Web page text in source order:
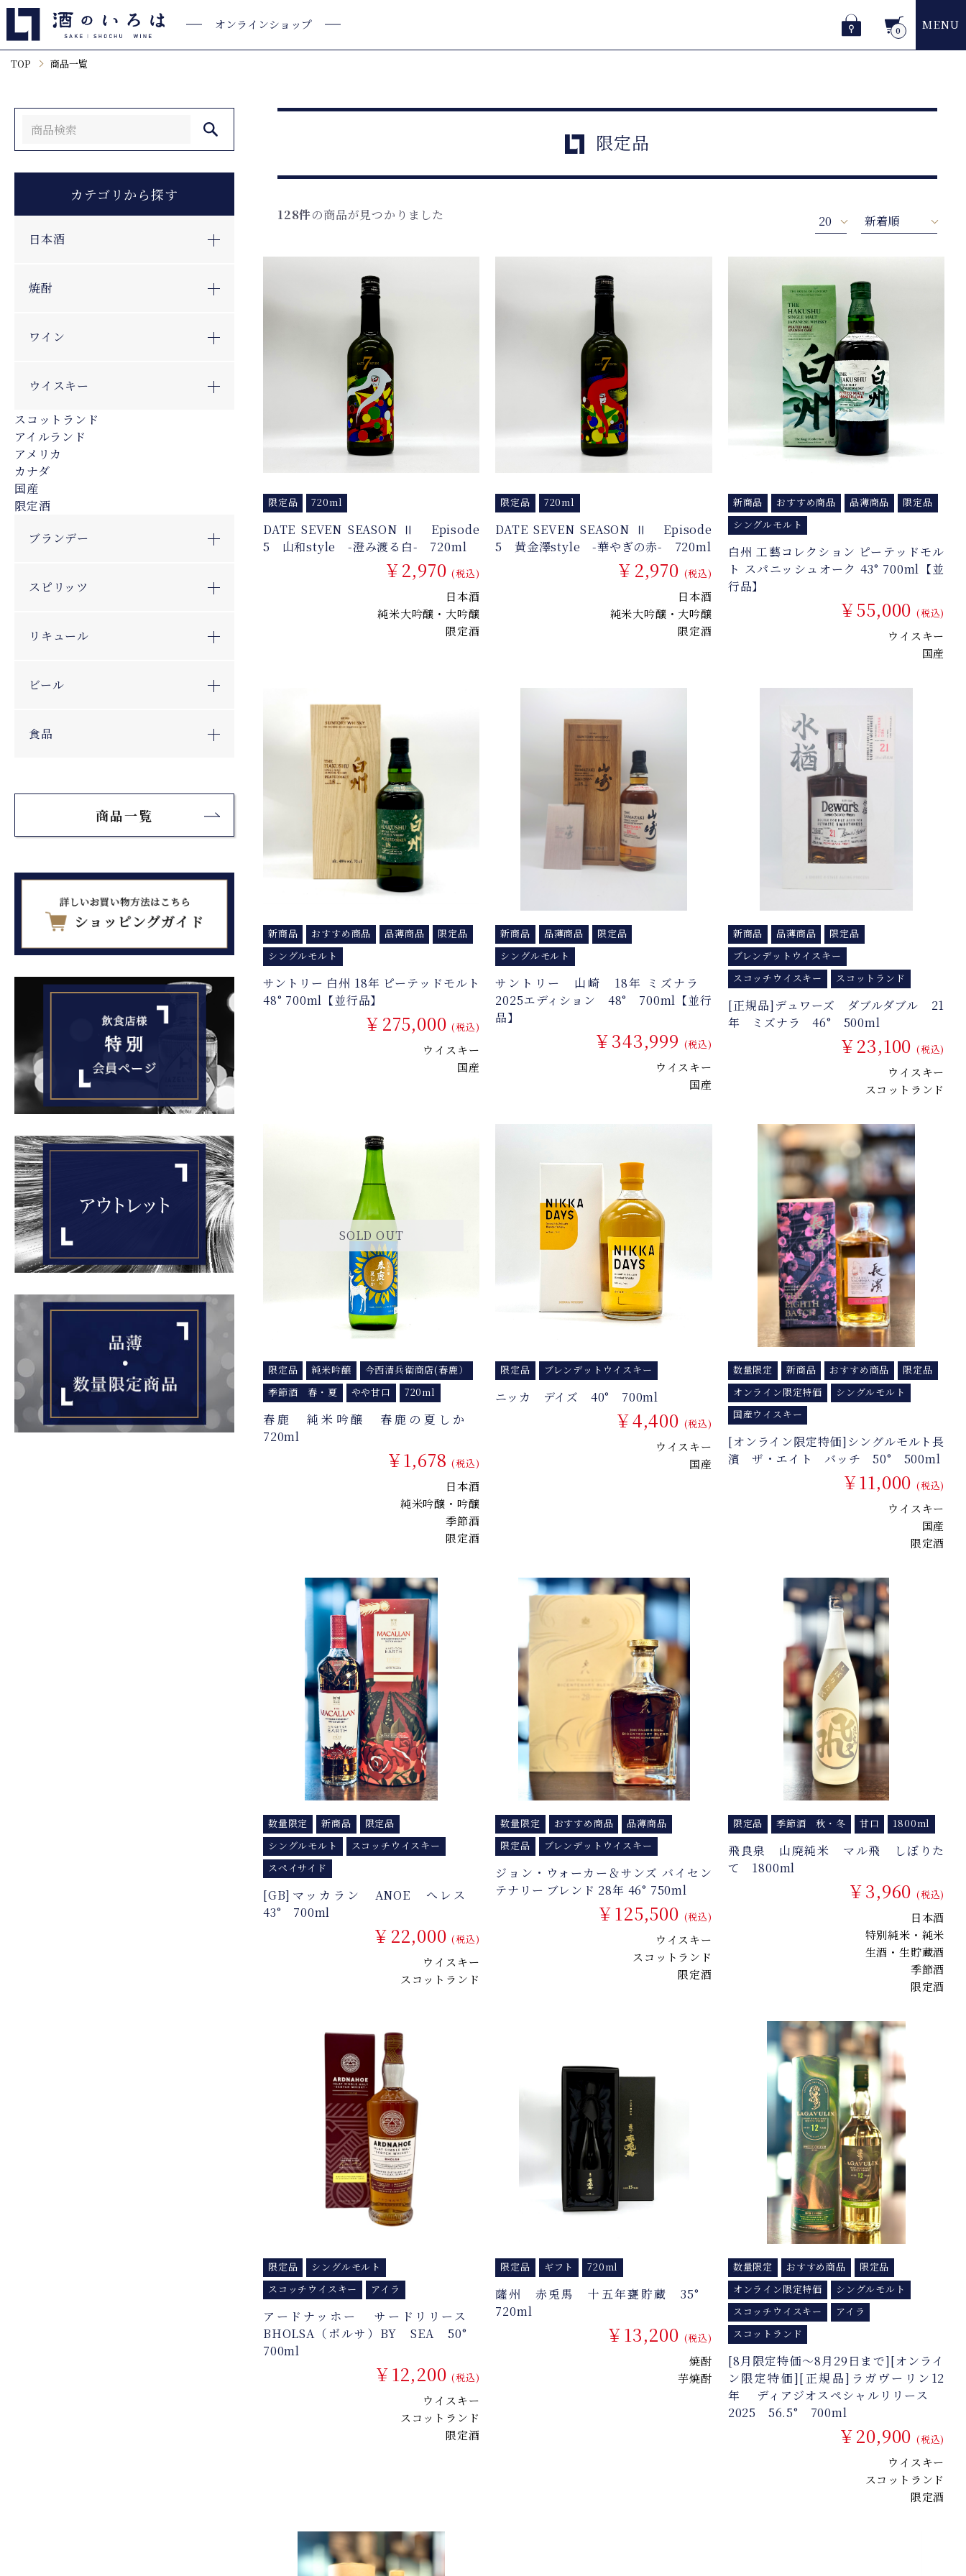
0 MENU
オンラインショップ
TOP 商品一覧
カテゴリから探す
日本酒
焼酎
ワイン
ウイスキー
スコットランド
アイルランド
アメリカ
カナダ
国産
限定酒
ブランデー
スピリッツ
リキュール
ビール
食品
商品一覧
限定品
128件の商品が見つかりました
限定品 720ml
DATE SEVEN SEASON Ⅱ Episode
5 山和style -澄み渡る白- 720ml
￥2,970(税込)
日本酒
純米大吟醸・大吟醸
限定酒
限定品 720ml
DATE SEVEN SEASON Ⅱ Episode
5 黄金澤style -華やぎの赤- 720ml
￥2,970 (税込)
日本酒
純米大吟醸・大吟醸
限定酒
新商品 おすすめ商品 品薄商品
限定品
シングルモルト
白州 工藝コレクション ピーテッドモル
ト スパニッシュオーク 43° 700ml【並
行品】
￥55,000 (税込)
ウイスキー
国産
新商品 おすすめ商品 品薄商品
限定品
シングルモルト
サントリー 白州 18年 ピーテッドモルト
48° 700ml【並行品】
￥275,000(税込)
ウイスキー
国産
新商品 品薄商品
限定品
シングルモルト
サントリー 山崎 18年 ミズナラ
2025エディション 48° 700ml【並行
品】
￥343,999 (税込)
ウイスキー
国産
新商品 品薄商品
限定品
ブレンデットウイスキー
スコッチウイスキー
スコットランド
[正規品]デュワーズ ダブルダブル 21
年 ミズナラ 46° 500ml
￥23,100 (税込)
ウイスキー
スコットランド
SOLD OUT
限定品 純米吟醸
今西清兵衛商店(春鹿）
季節酒 春・夏
やや甘口 720ml
春鹿 純米吟醸 春鹿の夏しか
720ml
￥1,678(税込)
日本酒
純米吟醸・吟醸
季節酒
限定酒
限定品 ブレンデットウイスキー
ニッカ デイズ 40° 700ml
￥4,400 (税込)
ウイスキー
国産
数量限定 新商品 おすすめ商品
限定品
オンライン限定特価
シングルモルト
国産ウイスキー
[オンライン限定特価]シングルモルト長
濱 ザ・エイト バッチ 50° 500ml
￥11,000 (税込)
ウイスキー
国産
限定酒
数量限定 新商品
限定品
シングルモルト
スコッチウイスキー
スペイサイド
[GB]マッカラン ANOE へレス
43° 700ml
￥22,000(税込)
ウイスキー
スコットランド
数量限定 おすすめ商品
品薄商品
限定品
ブレンデットウイスキー
ジョン・ウォーカー＆サンズ バイセン
テナリー ブレンド 28年 46° 750ml
￥125,500 (税込)
ウイスキー
スコットランド
限定酒
限定品 季節酒 秋・冬 甘口 1800ml
飛良泉 山廃純米 マル飛 しぼりた
て 1800ml
￥3,960 (税込)
日本酒
特別純米・純米
生酒・生貯蔵酒
季節酒
限定酒
限定品
シングルモルト
スコッチウイスキー
アイラ
アードナッホー サードリリース
BHOLSA（ボルサ）BY SEA 50°
700ml
￥12,200(税込)
ウイスキー
スコットランド
限定酒
限定品 ギフト 720ml
薩州 赤兎馬 十五年甕貯蔵 35°
720ml
￥13,200 (税込)
焼酎
芋焼酎
数量限定 おすすめ商品
限定品
オンライン限定特価
シングルモルト
スコッチウイスキー
アイラ
スコットランド
[8月限定特価～8月29日まで][オンライ
ン限定特価][正規品]ラガヴーリン12
年 ディアジオスペシャルリリース
2025 56.5° 700ml
￥20,900 (税込)
ウイスキー
スコットランド
限定酒